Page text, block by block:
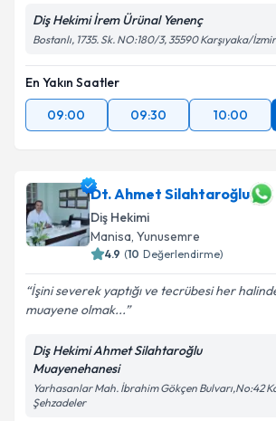
Diş Hekimi İrem Ürünal Yenenç
Bostanlı, 1735. Sk. NO:180/3, 35590 Karşıyaka/İzmir
En Yakın Saatler
09:00
09:30 10:00
Dt. Ahmet Silahtaroğlu
Diş Hekimi
Manisa, Yunusemre
4.9 (10 Değerlendirme)
İşini severek yaptığı ve tecrübesi her
muayene olmak...
Diş Hekimi Ahmet Silahtaroğlu
Muayenehanesi
Yarhasanlar Mah. İbrahim Gökçen Bulvarı,No:42
Şehzadeler